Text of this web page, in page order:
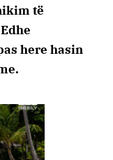
të
here hasin